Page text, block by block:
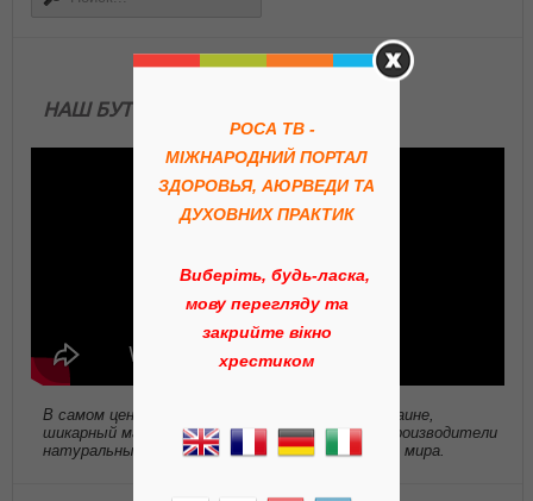
НАШ БУТИК АЮРВЕДЫ
В самом центре Киева, открылся первый в Украине,
шикарный магазин. Где были собраны лучшие производители
натуральных медицинских препаратов со всего мира.
РОСА ТВ -
МІЖНАРОДНИЙ ПОРТАЛ
ЗДОРОВЬЯ, АЮРВЕДИ ТА
ДУХОВНИХ ПРАКТИК
Виберіть, будь-ласка,
мову перегляду та
закрийте вікно
хрестиком